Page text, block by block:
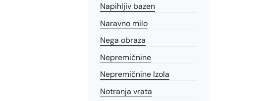
Napihljiv bazen
Naravno milo
Nega obraza
Nepremičnine
Nepremičnine Izola
Notranja vrata